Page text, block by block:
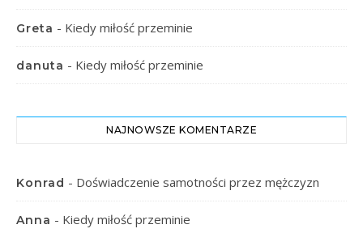
Greta - Kiedy miłość przeminie
danuta - Kiedy miłość przeminie
NAJNOWSZE KOMENTARZE
Konrad - Doświadczenie samotności przez mężczyzn
Anna - Kiedy miłość przeminie